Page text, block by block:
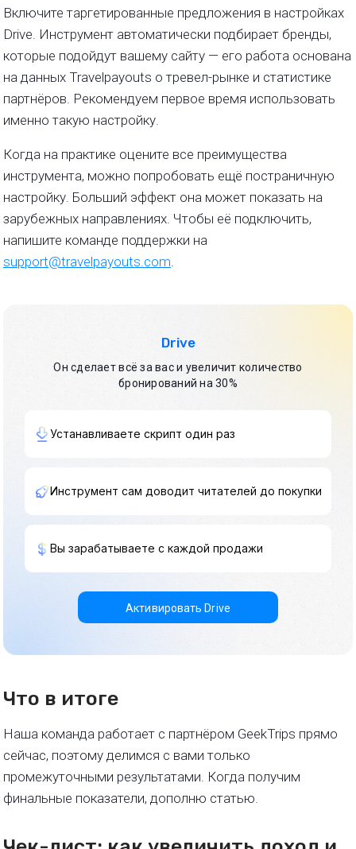
Включите таргетированные предложения в настройках
Drive. Инструмент автоматически подбирает бренды,
которые подойдут вашему сайту — его работа основана
на данных Travelpayouts о тревел-рынке и статистике
партнёров. Рекомендуем первое время использовать
именно такую настройку.
Когда на практике оцените все преимущества
инструмента, можно попробовать ещё постраничную
настройку. Больший эффект она может показать на
зарубежных направлениях. Чтобы её подключить,
напишите команде поддержки на
support@travelpayouts.com
Устанавливаете скрипт один раз
Инструмент сам доводит читателей до покупки
Вы зарабатываете с каждой продажи
Drive
Он сделает всё за вас и увеличит количество
бронирований на 30%
Активировать Drive
Что в итоге
Наша команда работает с партнёром GeekTrips прямо
сейчас, поэтому делимся с вами только
промежуточными результатами. Когда получим
финальные показатели, дополню статью.